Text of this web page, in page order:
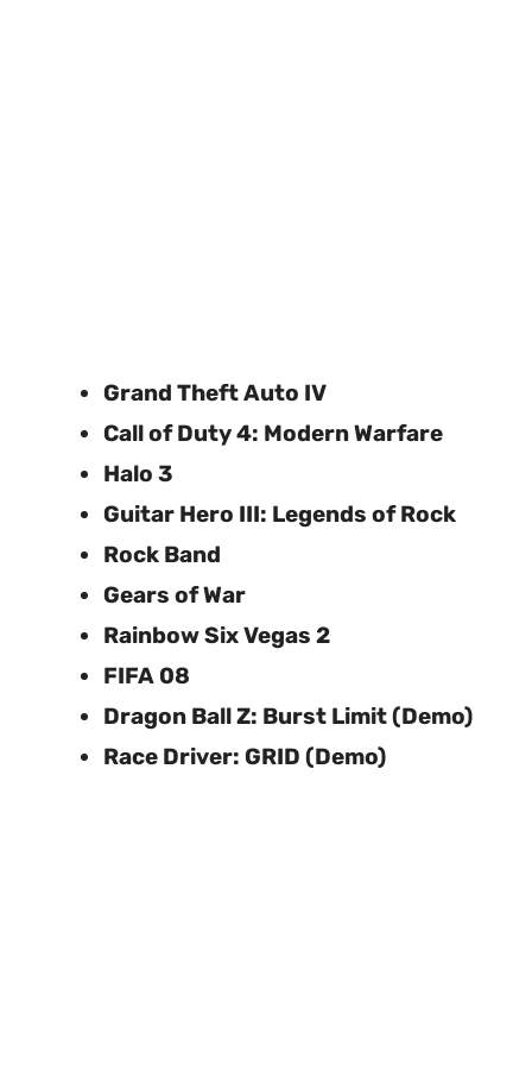
Grand Theft Auto IV
Call of Duty 4: Modern Warfare
Halo 3
Guitar Hero III: Legends of Rock
Rock Band
Gears of War
Rainbow Six Vegas 2
FIFA 08
Dragon Ball Z: Burst Limit (Demo)
Race Driver: GRID (Demo)